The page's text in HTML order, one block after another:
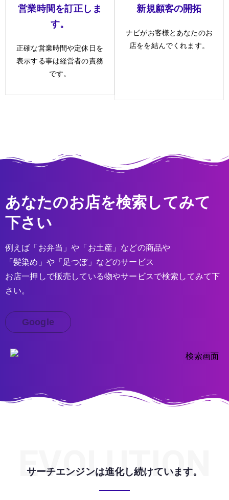
営業時間を訂正しま
す。
正確な営業時間や定休日を
表示する事は経営者の責務
です。
新規顧客の開拓
ナビがお客様とあなたのお
店をを結んでくれます。
あなたのお店を検索してみて
下さい
例えば「お弁当」や「お土産」などの商品や
「髪染め」や「足つぼ」などのサービス
お店一押しで販売している物やサービスで検索してみて下
さい。
Google
EVOLUTION
サーチエンジンは進化し続けています。